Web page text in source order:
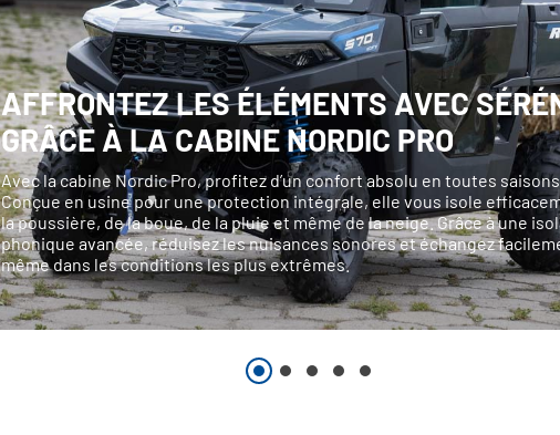
AFFRONTEZ LES ÉLÉMENTS AVEC
GRÂCE À LA CABINE NORDIC PRO
Avec la cabine Nordic Pro, profitez d’un confort absolu en toutes
Conçue en usine pour une protection intégrale, elle vous isole
la poussière, de la boue, de la pluie et même de la neige. Grâce à une
phonique avancée, réduisez les nuisances sonores et échangez
même dans les conditions les plus extrêmes.